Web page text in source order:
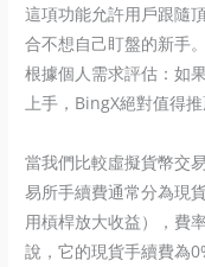
這項功能允許用戶跟隨
合不想自己盯盤的新手
根據個人需求評估：如
上手，BingX絕對值得推
當我們比較虛擬貨幣交
易所手續費通常分為現
用槓桿放大收益），費
說，它的現貨手續費為